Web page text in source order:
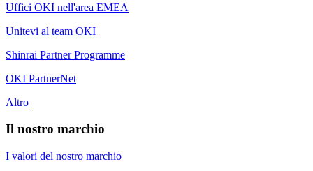
Uffici OKI nell'area EMEA
Unitevi al team OKI
Shinrai Partner Programme
OKI PartnerNet
Altro
Il nostro marchio
I valori del nostro marchio